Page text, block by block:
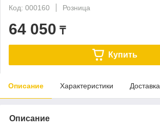
Код: 000160
Розница
64 050 ₸
Купить
Описание Характеристики Доставка
Описание